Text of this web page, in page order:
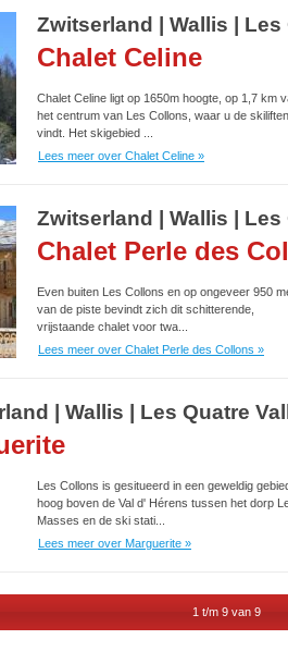
Zwitserland | Wallis | Les
Chalet Celine
Chalet Celine ligt op 1650m hoogte, op 1,7 km
het centrum van Les Collons, waar u de skiliften
vindt. Het skigebied ...
Lees meer over Chalet Celine »
Zwitserland | Wallis | Les
Chalet Perle des
Even buiten Les Collons en op ongeveer 950
van de piste bevindt zich dit schitterende,
vrijstaande chalet voor twa...
Lees meer over Chalet Perle des Collons »
| Wallis | Les Quatre
Les Collons is gesitueerd in een geweldig
hoog boven de Val d' Hérens tussen het dorp
Masses en de ski stati...
Lees meer over Marguerite »
1 t/m 9 van 9